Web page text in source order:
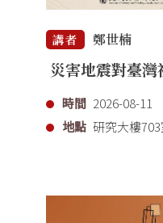
講者 鄭世楠
災害地震對臺
時間 2026-08-11
地點 研究大樓703